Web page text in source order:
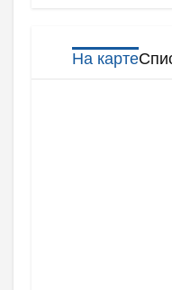
На карте